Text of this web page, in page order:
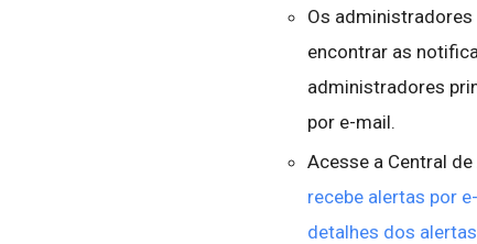
Os
encontrar as
administradores
por e-mail.
Acesse a Central
recebe alertas por
detalhes dos alertas